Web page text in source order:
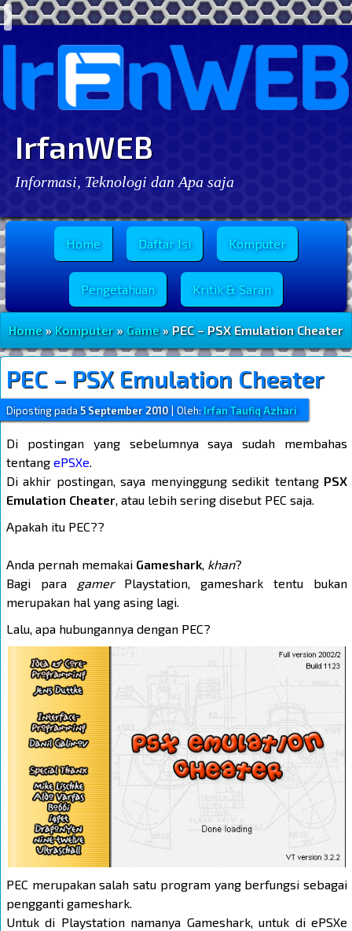
IrfanWEB
Informasi, Teknologi dan Apa saja
Menu Utama
Home Daftar Isi Komputer
Pengetahuan Kritik & Saran
Home»Komputer»Game» PEC – PSX Emulation Cheater
PEC – PSX Emulation Cheater
Diposting pada5 September 2010 Oleh:Irfan Taufiq Azhari
Di postingan yang sebelumnya saya sudah membahas
tentang ePSXe.
Di akhir postingan, saya menyinggung sedikit tentang PSX
Emulation Cheater, atau lebih sering disebut PEC saja.
Apakah itu PEC??
Anda pernah memakai Gameshark, khan?
Bagi para
gamerPlaystation, gameshark tentu bukan
merupakan hal yang asing lagi.
Lalu, apa hubungannya dengan PEC?
PEC merupakan salah satu program yang berfungsi sebagai
pengganti gameshark.
Untuk di Playstation namanya Gameshark, untuk di ePSXe